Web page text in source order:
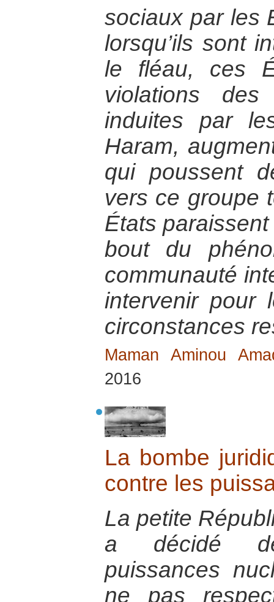
sociaux par les
lorsqu’ils sont
le fléau, ces
violations
induites par
Haram,
qui poussent
vers ce groupe
États
bout du
communauté
intervenir pour
circonstances
Maman Aminou
2016
La bombe
contre les
La petite
a décidé
puissances
ne pas